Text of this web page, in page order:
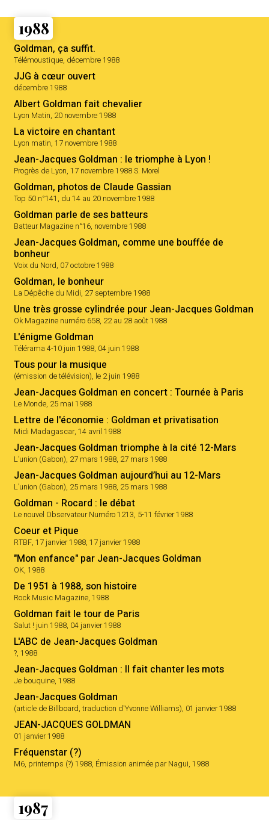
1988
Goldman, ça suffit.
Télémoustique, décembre 1988
JJG à cœur ouvert
décembre 1988
Albert Goldman fait chevalier
Lyon Matin, 20 novembre 1988
La victoire en chantant
Lyon matin, 17 novembre 1988
Jean-Jacques Goldman : le triomphe à Lyon !
Progrès de Lyon, 17 novembre 1988 S. Morel
Goldman, photos de Claude Gassian
Top 50 n°141, du 14 au 20 novembre 1988
Goldman parle de ses batteurs
Batteur Magazine n°16, novembre 1988
Jean-Jacques Goldman, comme une bouffée de
bonheur
Voix du Nord, 07 octobre 1988
Goldman, le bonheur
La Dépêche du Midi, 27 septembre 1988
Une très grosse cylindrée pour Jean-Jacques Goldman
Ok Magazine numéro 658, 22 au 28 août 1988
L'énigme Goldman
Télérama 4-10 juin 1988, 04 juin 1988
Tous pour la musique
(émission de télévision), le 2 juin 1988
Jean-Jacques Goldman en concert : Tournée à Paris
Le Monde, 25 mai 1988
Lettre de l'économie : Goldman et privatisation
Midi Madagascar, 14 avril 1988
Jean-Jacques Goldman triomphe à la cité 12-Mars
L’union (Gabon), 27 mars 1988, 27 mars 1988
Jean-Jacques Goldman aujourd’hui au 12-Mars
L’union (Gabon), 25 mars 1988, 25 mars 1988
Goldman - Rocard : le débat
Le nouvel Observateur Numéro 1213, 5-11 février 1988
Coeur et Pique
RTBF, 17 janvier 1988, 17 janvier 1988
"Mon enfance" par Jean-Jacques Goldman
OK, 1988
De 1951 à 1988, son histoire
Rock Music Magazine, 1988
Goldman fait le tour de Paris
Salut ! juin 1988, 04 janvier 1988
L'ABC de Jean-Jacques Goldman
?, 1988
Jean-Jacques Goldman : Il fait chanter les mots
Je bouquine, 1988
Jean-Jacques Goldman
(article de Billboard, traduction d'Yvonne Williams), 01 janvier 1988
JEAN-JACQUES GOLDMAN
01 janvier 1988
Fréquenstar (?)
M6, printemps (?) 1988, Émission animée par Nagui, 1988
1987